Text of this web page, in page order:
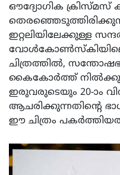
ഔദ്യോഗിക ക്രിസ്മസ്
ഇറ്റലിയിലേക്കുള്ള
വോൾ‌കോൺസ്കിയിലെ
ചിത്രത്തിൽ,
കൈകോർത്ത്
ഇരുവരുടെയും 20-ാം
ആചരിക്കുന്നതിന്റെ
ഈ ചിത്രം